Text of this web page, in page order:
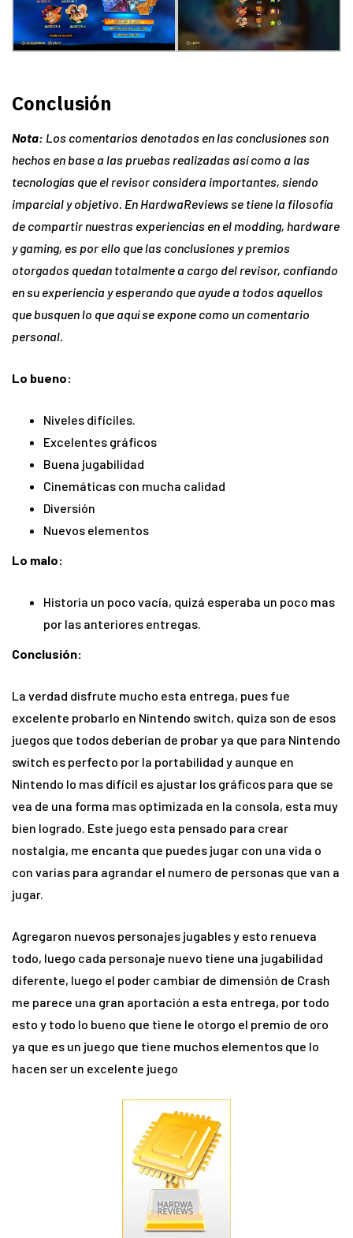
Conclusión
Nota: Los comentarios denotados en las conclusiones son
hechos en base a las pruebas realizadas asícomo a las
tecnologías que el revisor considera importantes, siendo
imparcial y objetivo. En HardwaReviews se tiene la filosofía
de compartir nuestras experiencias en el modding, hardware
y gaming, es por ello que las conclusiones y premios
otorgados quedan totalmente a cargo del revisor, confiando
en su experiencia y esperando que ayude a todos aquellos
que busquen lo que aquí se expone como un comentario
personal.
Lo bueno:
Niveles difíciles.
Excelentes gráficos
Buena jugabilidad
Cinemáticas con mucha calidad
Diversión
Nuevos elementos
Lo malo:
Historia un poco vacía, quizá esperaba un poco mas
por las anteriores entregas.
Conclusión:
La verdad disfrute mucho esta entrega, pues fue
excelente probarlo en Nintendo switch, quiza son de esos
juegos que todos deberían de probar ya que para Nintendo
switch es perfecto por la portabilidad y aunque en
Nintendo lo mas difícil es ajustar los gráficos para que se
vea de una forma mas optimizada en la consola, esta muy
bien logrado. Este juego esta pensado para crear
nostalgia, me encanta que puedes jugar con una vida o
con varias para agrandar el numero de personas que van a
jugar.
Agregaron nuevos personajes jugables y esto renueva
todo, luego cada personaje nuevo tiene una jugabilidad
diferente, luego el poder cambiar de dimensión de Crash
me parece una gran aportación a esta entrega, por todo
esto y todo lo bueno que tiene le otorgo el premio de oro
ya que es un juego que tiene muchos elementos que lo
hacen ser un excelente juego